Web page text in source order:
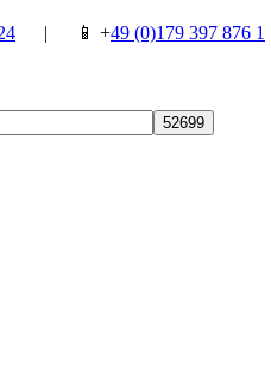
| 📱 +49 (0)179 397 876 1